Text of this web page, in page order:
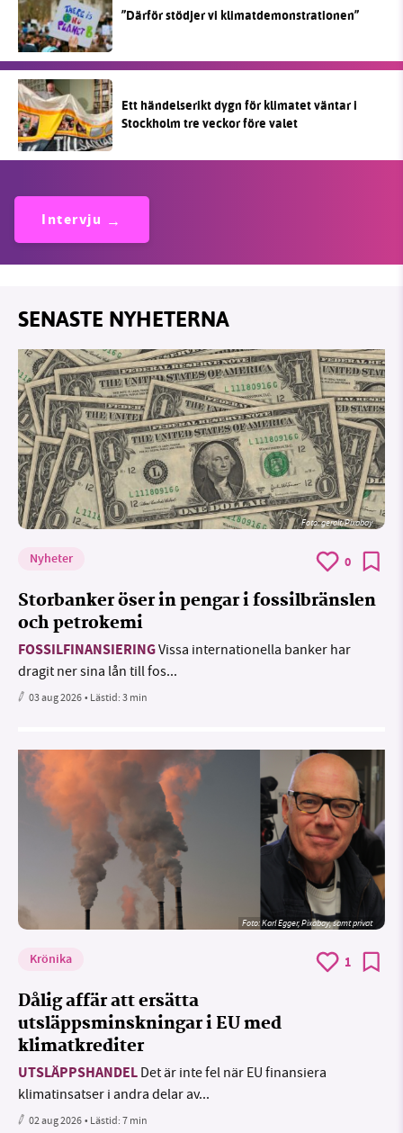
”Därför stödjer vi klimatdemonstrationen”
Ett händelserikt dygn för klimatet väntar i
Stockholm tre veckor före valet
Intervju
SENASTE NYHETERNA
Foto:geralt/Pixabay
Nyheter 0
Storbanker öser in pengar i fossilbränslen
och petrokemi
FOSSILFINANSIERINGVissa internationella banker har
dragit ner sina lån till fos...
03 aug 2026• Lästid:3 min
Foto:Karl Egger, Pixabay, samt privat
Krönika 1
Dålig affär att ersätta
utsläppsminskningar i EU med
klimatkrediter
UTSLÄPPSHANDEL Det är inte fel när EU finansiera
klimatinsatser i andra delar av...
02 aug 2026• Lästid:7 min